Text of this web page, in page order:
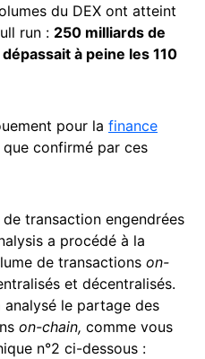
du DEX ont atteint
run : 250 milliards de
à peine les 110
pour la finance
confirmé par ces
transaction engendrées
a procédé à la
de transactions on-
et décentralisés.
le partage des
on-chain, comme vous
n°2 ci-dessous :